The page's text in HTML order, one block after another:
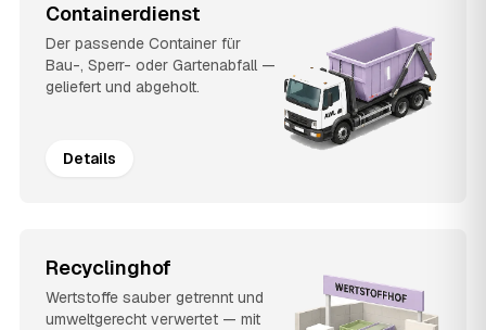
Containerdienst
Der passende Container für
Bau-, Sperr- oder Gartenabfall —
geliefert und abgeholt.
Details
Recyclinghof
Wertstoffe sauber getrennt und
umweltgerecht verwertet — mit